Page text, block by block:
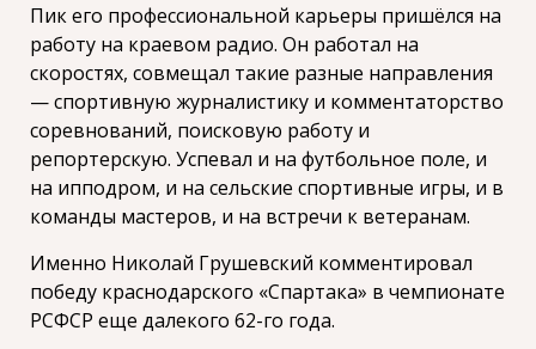
Пик его профессиональной карьеры пришёлся на
работу на краевом радио. Он работал на
скоростях, совмещал такие разные направления
— спортивную журналистику и комментаторство
соревнований, поисковую работу и
репортерскую. Успевал и на футбольное поле, и
на ипподром, и на сельские спортивные игры, и в
команды мастеров, и на встречи к ветеранам.
Именно Николай Грушевский комментировал
победу краснодарского «Спартака» в чемпионате
РСФСР еще далекого 62-го года.